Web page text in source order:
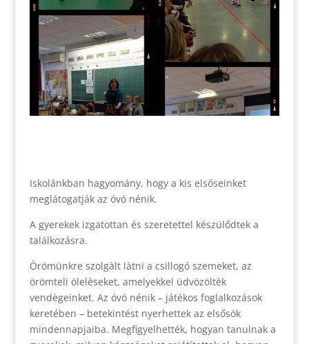
Iskolánkban hagyomány, hogy a kis elsőseinket
meglátogatják az óvó nénik.
A gyerekek izgatottan és szeretettel készülődtek a
találkozásra.
Örömünkre szolgàlt làtni a csillogó szemeket, az
örömteli ölelèseket, amelyekkel üdvözöltèk
vendègeinket. Az óvó nénik – játékos foglalkozások
keretében – betekintést nyerhettek az elsősök
mindennapjaiba. Megfigyelhették, hogyan tanulnak a